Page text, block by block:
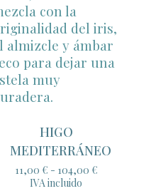
HIGO
MEDITERRÁNEO
11,00 € - 104,00 €Rango
IVA incluido